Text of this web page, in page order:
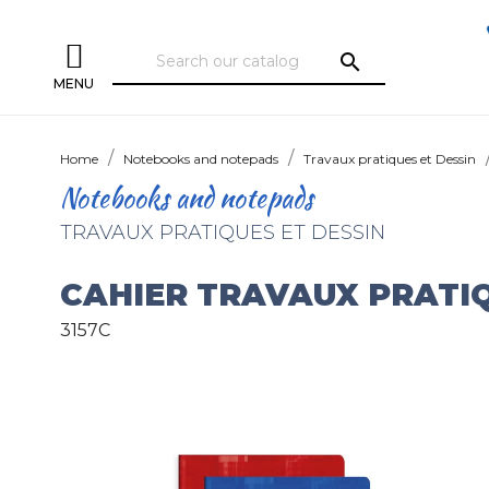
MENU
search
Home Notebooks and notepads Travaux pratiques et Dessin
Notebooks and notepads
TRAVAUX PRATIQUES ET DESSIN
CAHIER TRAVAUX
3157C